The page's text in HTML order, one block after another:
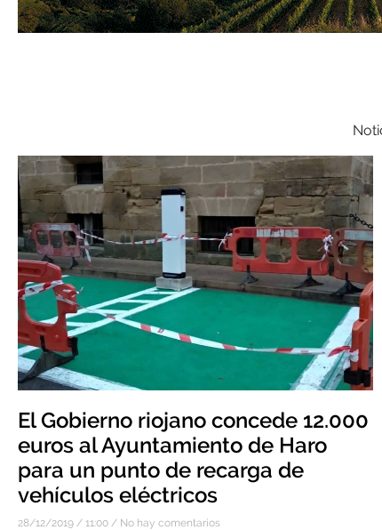
El Gobierno riojano concede 12.000
euros al Ayuntamiento de Haro
para un punto de recarga de
vehículos eléctricos
28/12/2019 11:00 No hay comentarios